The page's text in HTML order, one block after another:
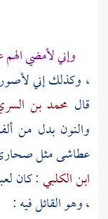
وإني لأمضي
، وكذلك إني
قال محمد بن
والنون بدل من
عطاشى مثل
ابن الكلبي: كان
، وهو القائل فيه :